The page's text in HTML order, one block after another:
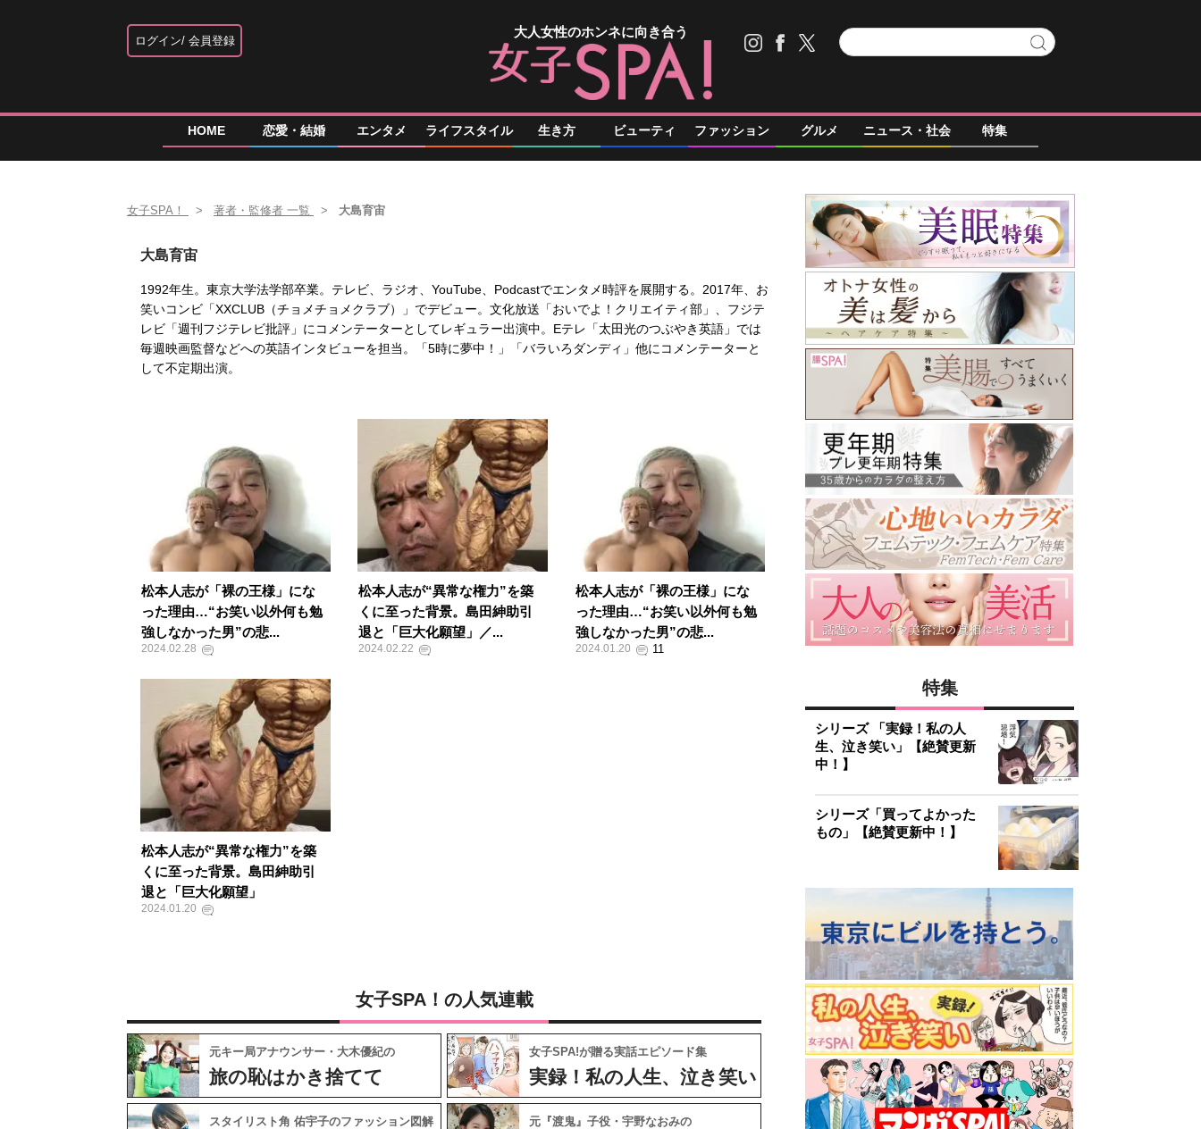
ログイン 会員登録
大人女性のホンネに向き合う
HOME 恋愛・結婚 エンタメ ライフスタイル 生き方 ビューティ ファッション グルメ ニュース・社会 特集
女子SPA！ 著者・監修者 一覧 大島育宙
大島育宙
1992年生。東京大学法学部卒業。テレビ、ラジオ、YouTube、Podcastでエンタメ時評を展開する。2017年、お
笑いコンビ「XXCLUB（チョメチョメクラブ）」でデビュー。文化放送「おいでよ！クリエイティ部」、フジテ
レビ「週刊フジテレビ批評」にコメンテーターとしてレギュラー出演中。Eテレ「太田光のつぶやき英語」では
毎週映画監督などへの英語インタビューを担当。「5時に夢中！」「バラいろダンディ」他にコメンテーターと
して不定期出演。
松本人志が「裸の王様」にな
った理由…“お笑い以外何も勉
強しなかった男”の悲...
2024.02.28
松本人志が“異常な権力”を築
くに至った背景。島田紳助引
退と「巨大化願望」／...
2024.02.22
松本人志が「裸の王様」にな
った理由…“お笑い以外何も勉
強しなかった男”の悲...
2024.01.20
松本人志が“異常な権力”を築
くに至った背景。島田紳助引
退と「巨大化願望」
2024.01.20
女子SPA！の人気連載
元キー局アナウンサー・大木優紀の
旅の恥はかき捨てて
女子SPA!が贈る実話エピソード集
実録！私の人生、泣き笑い
スタイリスト角 佑宇子のファッション図解 元『渡鬼』子役・宇野なおみの
特集
シリーズ 「実録！私の人
生、泣き笑い」【絶賛更新
中！】
シリーズ「買ってよかった
もの」【絶賛更新中！】